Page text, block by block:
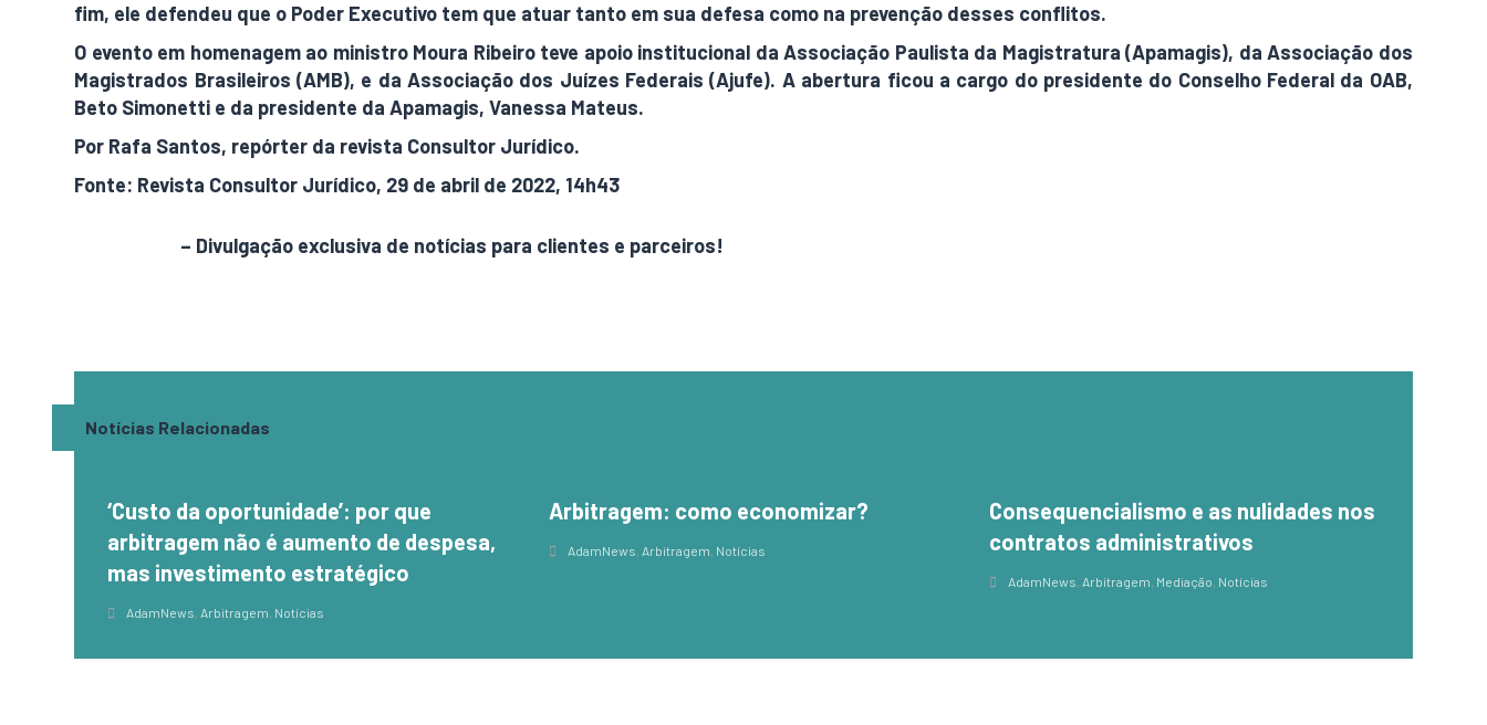
fim, ele defendeu que o Poder Executivo tem que atuar tanto em sua defesa como na prevenção desses conflitos.
O evento em homenagem ao ministro Moura Ribeiro teve apoio institucional da Associação Paulista da Magistratura (Apamagis), da Associação dos
Magistrados Brasileiros (AMB), e da Associação dos Juízes Federais (Ajufe). A abertura ficou a cargo do presidente do Conselho Federal da OAB,
Beto Simonetti e da presidente da Apamagis, Vanessa Mateus.
Por Rafa Santos, repórter da revista Consultor Jurídico.
Fonte: Revista Consultor Jurídico, 29 de abril de 2022, 14h43
– Divulgação exclusiva de notícias para clientes e parceiros!
Notícias Relacionadas
‘Custo da oportunidade’: por que
arbitragem não é aumento de despesa,
mas investimento estratégico
AdamNews, Arbitragem, Notícias
Arbitragem: como economizar?
AdamNews, Arbitragem, Notícias
Consequencialismo e as nulidades nos
contratos administrativos
AdamNews, Arbitragem, Mediação, Notícias